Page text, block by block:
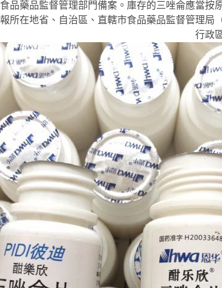
品藥品監督管理部門備案。庫存的三唑侖應當按
所在地省、自治區、直轄市食品藥品監督管理局
行政